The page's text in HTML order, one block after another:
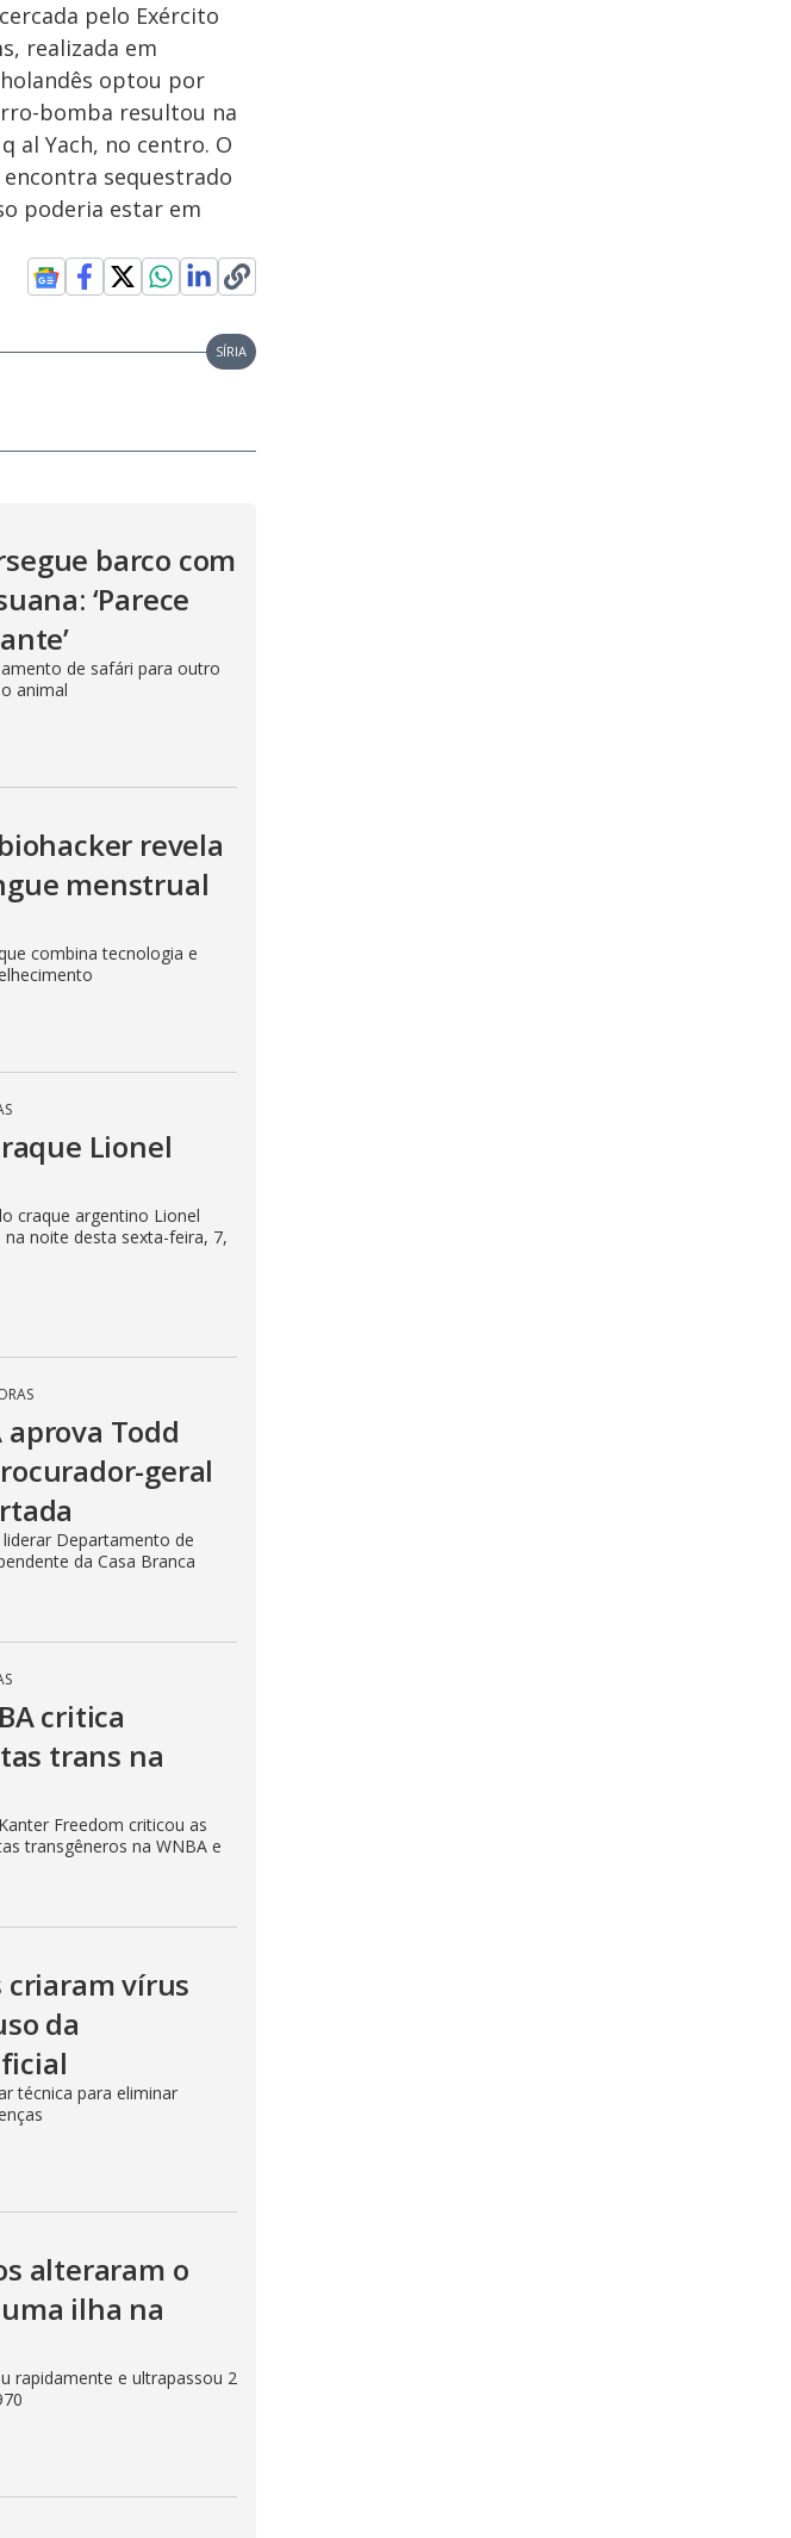
pelo Exército
realizada em
optou por
bomba resultou na
al Yach, no centro. O
sequestrado
poderia estar em
SÍRIA
barco com
‘Parece
de safári para outro
animal
revela
menstrual
combina tecnologia e
Lionel
craque argentino Lionel
noite desta sexta-feira, 7,
aprova Todd
geral
Departamento de
da Casa Branca
critica
trans na
Freedom criticou as
transgêneros na WNBA e
criaram vírus
da
técnica para eliminar
alteraram o
ilha na
rapidamente e ultrapassou 2